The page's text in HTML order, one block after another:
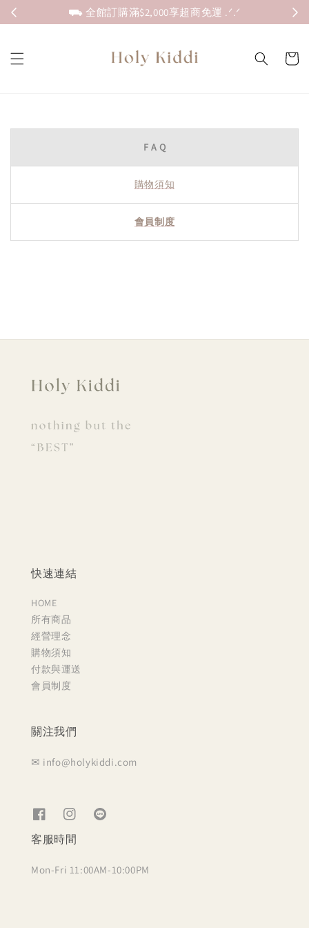
⛟ 全館訂購滿$2,000享超商免運 .ᐟ.ᐟ
F A Q
購物須知
會員制度
快速連結
HOME
所有商品
經營理念
購物須知
付款與運送
會員制度
關注我們
✉ info@holykiddi.com
客服時間
Mon-Fri 11:00AM-10:00PM